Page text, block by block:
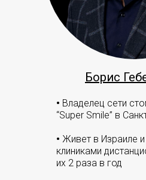
Борис
• Владелец сети
“Super Smile” в
• Живет в Израиле и
клиниками
их 2 раза в год